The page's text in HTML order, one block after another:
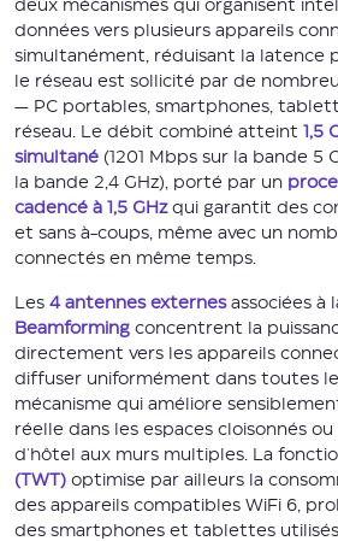
données vers plusieurs appareils
simultanément, réduisant la latence
le réseau est sollicité par de
— PC portables, smartphones,
réseau. Le débit combiné atteint 1,5
simultané (1201 Mbps sur la bande 5
la bande 2,4 GHz), porté par un
cadencé à 1,5 GHzqui garantit des
et sans à-coups, même avec un
connectés en même temps.
Les 4 antennes externesassociées à
Beamforming concentrent la
directement vers les appareils
diffuser uniformément dans toutes
mécanisme qui améliore
réelle dans les espaces cloisonnés
d'hôtel aux murs multiples. La
(TWT) optimise par ailleurs la
des appareils compatibles WiFi 6,
des smartphones et tablettes